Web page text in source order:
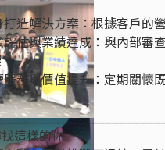
造解決方案：根據客戶的
估與業績達成：與內部審
務與價值提升：定期關懷
這樣的你